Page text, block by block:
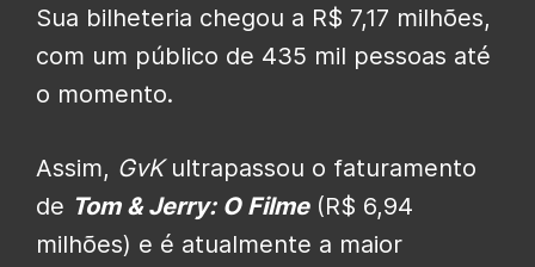
Sua bilheteria chegou a R$ 7,17 milhões,
com um público de 435 mil pessoas até
o momento.
Assim, GvKultrapassou o faturamento
de Tom & Jerry: O Filme(R$ 6,94
milhões) e é atualmente a maior